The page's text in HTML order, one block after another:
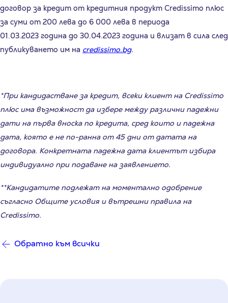
договор за кредит от кредитния продукт Credissimo плюс
за суми от 200 лева до 6 000 лева в периода
01.03.2023 година до 30.04.2023 година и влизат в сила след
публикуването им на credissimo.bg.
*При кандидастване за кредит, всеки клиент на Credissimo
плюс има възможност да избере между различни падежни
дати на първа вноска по кредита, сред които и падежна
дата, която е не по-ранна от 45 дни от датата на
договора. Конкретната падежна дата клиентът избира
индивидуално при подаване на заявлението.
**Кандидатите подлежат на моментално одобрение
съгласно Общите условия и вътрешни правила на
Credissimo.
Обратно към всички